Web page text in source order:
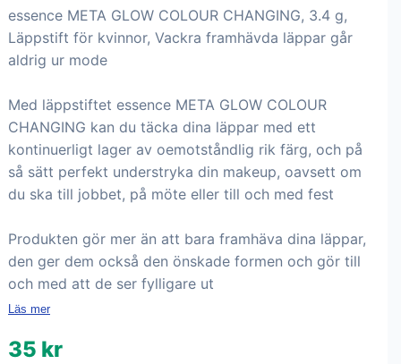
essence META GLOW COLOUR CHANGING, 3.4 g,
Läppstift för kvinnor, Vackra framhävda läppar går
aldrig ur mode
Med läppstiftet essence META GLOW COLOUR
CHANGING kan du täcka dina läppar med ett
kontinuerligt lager av oemotståndlig rik färg, och på
så sätt perfekt understryka din makeup, oavsett om
du ska till jobbet, på möte eller till och med fest
Produkten gör mer än att bara framhäva dina läppar,
den ger dem också den önskade formen och gör till
och med att de ser fylligare ut
Läs mer
35 kr